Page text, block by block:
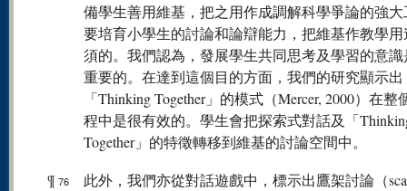
備學生善用維基，把之用作成調解科學爭論的強
要培育小學生的討論和論辯能力，把維基作教學
須的。我們認為，發展學生共同思考及學習的意
重要的。在達到這個目的方面，我們的研究顯示出
「Thinking Together」的模式（Mercer, 2000）在整
程中是很有效的。學生會把探索式對話及「
Together」的特徵轉移到維基的討論空間中。
¶ 76
此外，我們亦從對話遊戲中，標示出鷹架討論（